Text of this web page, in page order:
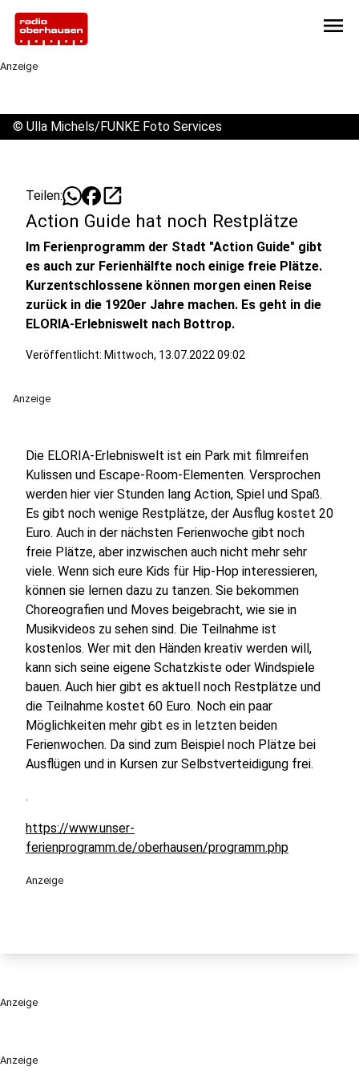
menu
Anzeige
Anzeige
© Ulla Michels/FUNKE Foto Services
Teilen: open_in_new
Action Guide hat noch Restplätze
Im Ferienprogramm der Stadt "Action Guide" gibt
es auch zur Ferienhälfte noch einige freie Plätze.
Kurzentschlossene können morgen einen Reise
zurück in die 1920er Jahre machen. Es geht in die
ELORIA-Erlebniswelt nach Bottrop.
Veröffentlicht: Mittwoch, 13.07.2022 09:02
Anzeige
Die ELORIA-Erlebniswelt ist ein Park mit filmreifen
Kulissen und Escape-Room-Elementen. Versprochen
werden hier vier Stunden lang Action, Spiel und Spaß.
Es gibt noch wenige Restplätze, der Ausflug kostet 20
Euro. Auch in der nächsten Ferienwoche gibt noch
freie Plätze, aber inzwischen auch nicht mehr sehr
viele. Wenn sich eure Kids für Hip-Hop interessieren,
können sie lernen dazu zu tanzen. Sie bekommen
Choreografien und Moves beigebracht, wie sie in
Musikvideos zu sehen sind. Die Teilnahme ist
kostenlos. Wer mit den Händen kreativ werden will,
kann sich seine eigene Schatzkiste oder Windspiele
bauen. Auch hier gibt es aktuell noch Restplätze und
die Teilnahme kostet 60 Euro. Noch ein paar
Möglichkeiten mehr gibt es in letzten beiden
Ferienwochen. Da sind zum Beispiel noch Plätze bei
Ausflügen und in Kursen zur Selbstverteidigung frei.
.
https://www.unser-
ferienprogramm.de/oberhausen/programm.php
Anzeige
Anzeige